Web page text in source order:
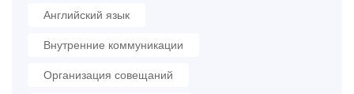
Английский язык
Внутренние коммуникации
Организация совещаний